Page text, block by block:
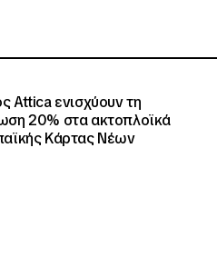
Attica ενισχύουν τη
20% στα ακτοπλοϊκά
Κάρτας Νέων